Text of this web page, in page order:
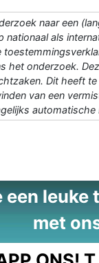
naar een
als
het onderzoek.
Dit heeft
van een
een
met